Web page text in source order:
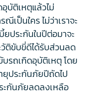
บัติเหตุแล้วไม่
เป็นใคร ไม่ว่าเราจะ
ประกันในปีต่อมาจะ
วัติขับขี่ดีได้รับส่วนลด
บรถเกิดอุบัติเหตุ โดย
ยุประกันภัยปีถัดไป
ะกันภัยลดลงเหลือ